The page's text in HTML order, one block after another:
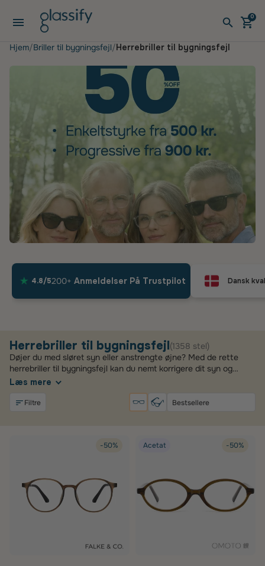
Åbn menuen Åben
0
Hjem Briller til bygningsfejl Herrebriller til bygningsfejl
4.8/5200+ Anmeldelser På Trustpilot Dansk
Herrebriller til bygningsfejl(1358 stel)
Døjer du med sløret syn eller anstrengte øjne? Med de rette
herrebriller til bygningsfejl kan du nemt korrigere dit syn og
slippe for hovedpine i hverdagen. Hos Glassify finder du et nøje
pasform med specialtilpassede cylinderglas, så du altid ser
Læs mere
Filtre
-50% Acetat -50%